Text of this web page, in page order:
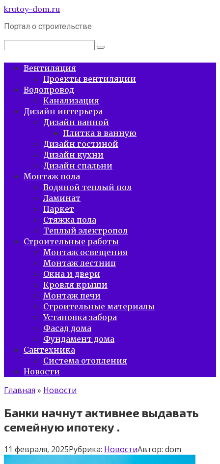
Перейти
контенту
krutoy-dom.ru
Портал о строительстве
Поиск:
Вентиляция
Проекты вентиляции
Водопровод
Канализация
Дизайн интерьера
Дизайн ванной
Плитка в ванную
Дизайн гостиной
Дизайн кухни
Дизайн спальни
Монтаж пола
Водяной теплый пол
Ламинат
Паркет
Стяжка пола
Теплый электропол
Строительные работы
Монтаж освещения
Монтаж лестниц
Окна и двери
Кровля крыши
Монтаж печи
Строительные материалы
Установка забора
Фасад дома
Фундамент дома
Сантехника
Система отопления
Новости
Главная » Новости
Банки начнут активнее выдавать
семейную ипотеку .
11 февраля, 2025Рубрика: НовостиАвтор: dom